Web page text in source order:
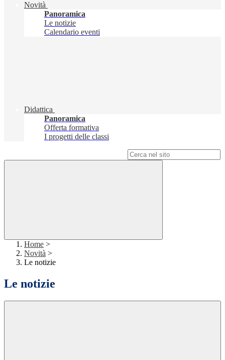
Novità
Panoramica
Le notizie
Calendario eventi
Didattica
Panoramica
Offerta formativa
I progetti delle classi
Home >
Novità >
Le notizie
Le notizie